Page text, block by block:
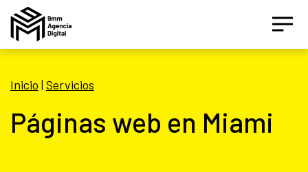
Inicio | Servicios
Páginas web en Miami